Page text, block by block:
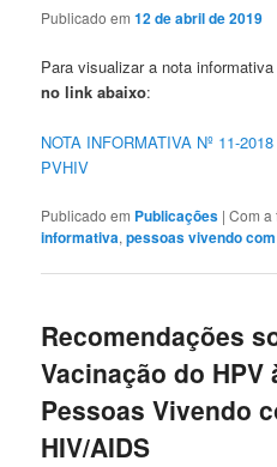
Publicado em12 de abril de 2019
Para visualizar a nota
no link abaixo:
NOTA INFORMATIVA Nº 11-
PVHIV
Publicado em Publicações |Com
informativa,pessoas vivendo
Recomendações
Vacinação do HPV
Pessoas Vivendo
HIV/AIDS